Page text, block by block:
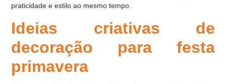
praticidade e estilo ao mesmo tempo.
Ideias criativas de
decoração para festa
primavera